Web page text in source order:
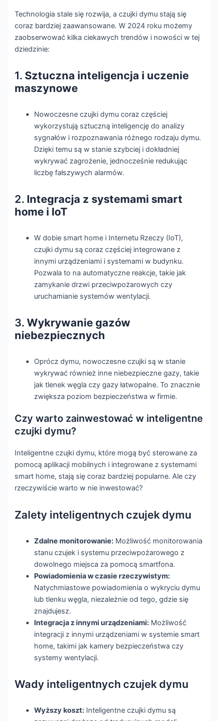
Technologia stale się rozwija, a czujki dymu stają się
coraz bardziej zaawansowane. W 2024 roku możemy
zaobserwować kilka ciekawych trendów i nowości w tej
dziedzinie:
1. Sztuczna inteligencja i uczenie
maszynowe
Nowoczesne czujki dymu coraz częściej
wykorzystują sztuczną inteligencję do analizy
sygnałów i rozpoznawania różnego rodzaju dymu.
Dzięki temu są w stanie szybciej i dokładniej
wykrywać zagrożenie, jednocześnie redukując
liczbę fałszywych alarmów.
2. Integracja z systemami smart
home i IoT
W dobie smart home i Internetu Rzeczy (IoT),
czujki dymu są coraz częściej integrowane z
innymi urządzeniami i systemami w budynku.
Pozwala to na automatyczne reakcje, takie jak
zamykanie drzwi przeciwpożarowych czy
uruchamianie systemów wentylacji.
3.Wykrywanie gazów
niebezpiecznych
Oprócz dymu, nowoczesne czujki są w stanie
wykrywać również inne niebezpieczne gazy, takie
jak tlenek węgla czy gazy łatwopalne. To znacznie
zwiększa poziom bezpieczeństwa w firmie.
Czy warto zainwestować w inteligentne
czujki dymu?
Inteligentne czujki dymu, które mogą być sterowane za
pomocą aplikacji mobilnych i integrowane z systemami
smart home, stają się coraz bardziej popularne. Ale czy
rzeczywiście warto w nie inwestować?
Zalety inteligentnych czujek dymu
Zdalne monitorowanie: Możliwość monitorowania
stanu czujek i systemu przeciwpożarowego z
dowolnego miejsca za pomocą smartfona.
Powiadomienia w czasie rzeczywistym:
Natychmiastowe powiadomienia o wykryciu dymu
lub tlenku węgla, niezależnie od tego, gdzie się
znajdujesz.
Integracja z innymi urządzeniami: Możliwość
integracji z innymi urządzeniami w systemie smart
home, takimi jak kamery bezpieczeństwa czy
systemy wentylacji.
Wady inteligentnych czujek dymu
Wyższy koszt: Inteligentne czujki dymu są